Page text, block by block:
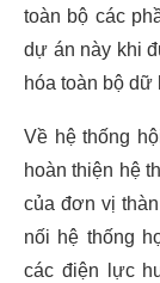
toàn bộ các
dự án này khi
hóa toàn bộ dữ
Về hệ thống
hoàn thiện hệ
của đơn vị
nối hệ thống
các điện lực